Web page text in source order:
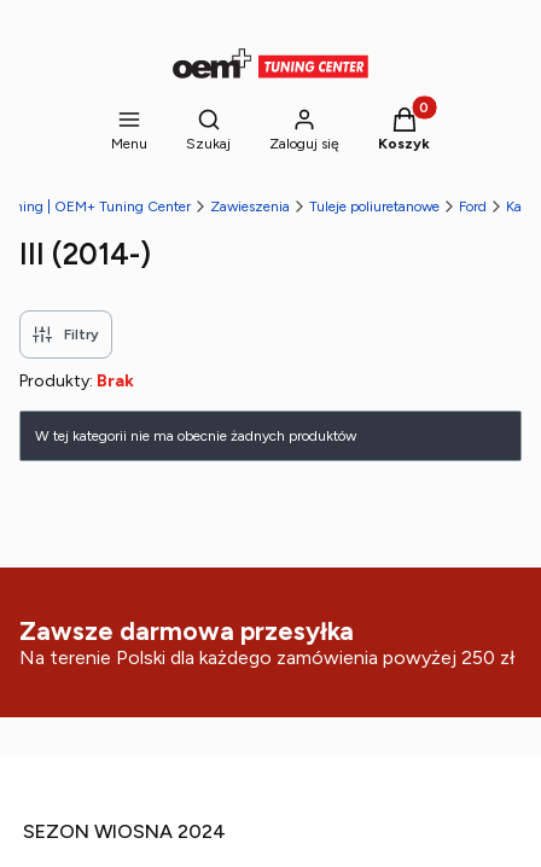
Menu
Otwórz wyszukiwarkę
Szukaj Zaloguj się
Produkty w
Koszyk
| OEM+ Tuning Center Zawieszenia Tuleje poliuretanowe Ford Ka
III (2014-)
Filtry
Produkty: Brak
Lista produktów
W tej kategorii nie ma obecnie żadnych produktów
Zawsze darmowa przesyłka
Na terenie Polski dla każdego zamówienia powyżej 250 zł
SEZON WIOSNA 2024